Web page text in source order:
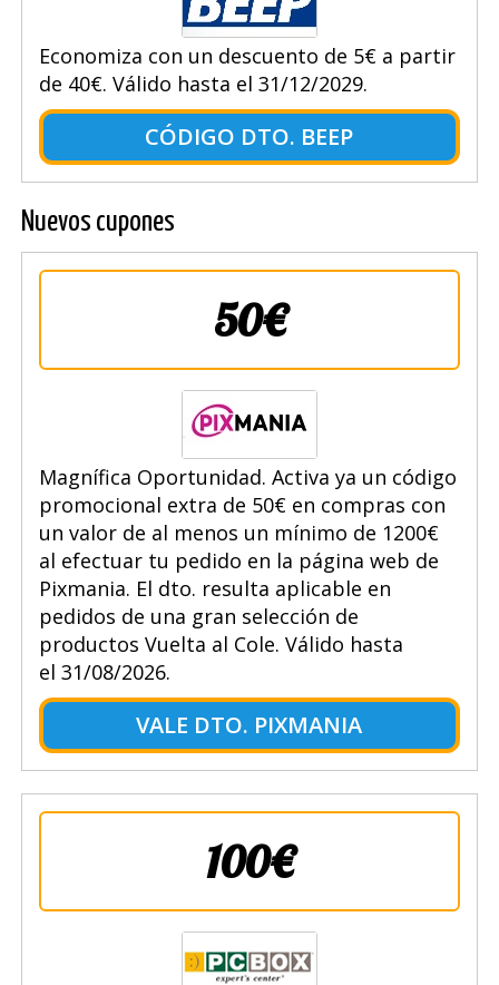
Economiza con un descuento de 5€ a partir
de 40€. Válido hasta el 31/12/2029.
CÓDIGO DTO. BEEP
Nuevos cupones
50€
Magnífica Oportunidad. Activa ya un código
promocional extra de 50€ en compras con
un valor de al menos un mínimo de 1200€
al efectuar tu pedido en la página web de
Pixmania. El dto. resulta aplicable en
pedidos de una gran selección de
productos Vuelta al Cole. Válido hasta
el 31/08/2026.
VALE DTO. PIXMANIA
100€